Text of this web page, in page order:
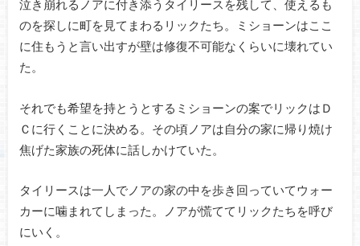
泣き崩れるノアに付き添うタイリースを残して、使えるも
のを探しに町を見てまわるリックたち。ミショーンはここ
に住もうと言い出すが壁は修復不可能なくらいに壊れてい
た。
それでも希望を持とうとするミショーンの案でリックはＤ
Ｃに行くことに決める。その頃ノアは自分の家に帰り焼け
焦げた家族の死体に話しかけていた。
タイリースは一人でノアの家の中を歩き回っていてウォー
カーに噛まれてしまった。ノアが慌ててリックたちを呼び
にいく。